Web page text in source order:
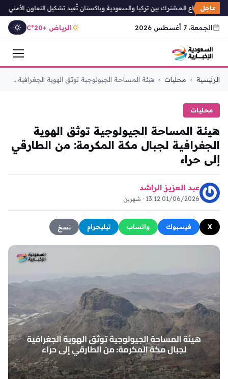
عاجل
مكة للدفاع المشترك بين تركيا والسعودية وباكستان تُعيد تشكيل التعاون الأمني
الجمعة، 7 أغسطس 2026 الرياض +20°C
التجاوز
الرئيسية › محليات › هيئة المساحة الجيولوجية توثق الهوية الجغرافية...
محليات
هيئة المساحة الجيولوجية توثق الهوية
الجغرافية لجبال مكة المكرمة: من الطارقي
إلى حراء
عبد العزيز الراشد
01/06/2026 13:12 · شهرين
X فيسبوك واتساب تيليجرام نسخ